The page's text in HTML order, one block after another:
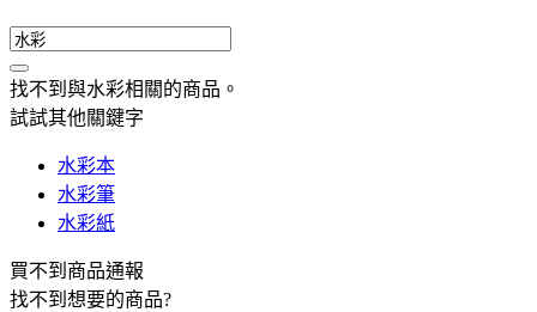
找不到與水彩相關的商品 。
試試其他關鍵字
水彩本
水彩筆
水彩紙
買不到商品通報
找不到想要的商品?